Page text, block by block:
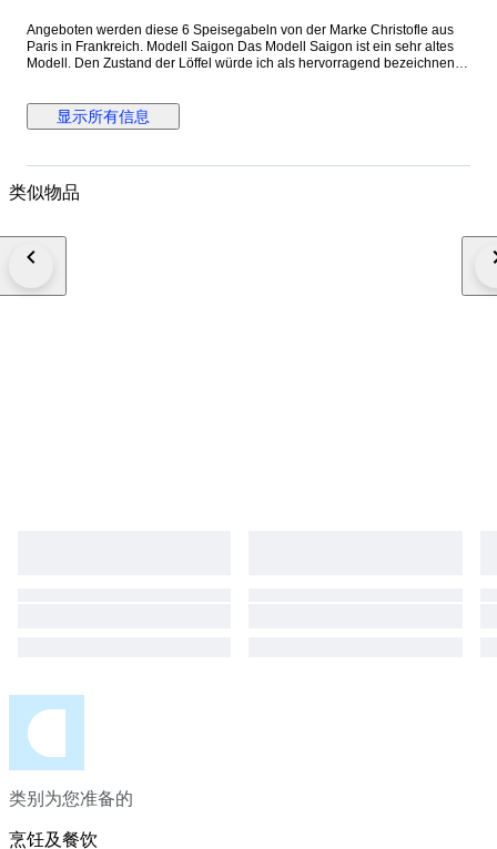
Angeboten werden diese 6 Speisegabeln von der Marke Christofle aus
Paris in Frankreich. Modell Saigon Das Modell Saigon ist ein sehr altes
Modell. Den Zustand der Löffel würde ich als hervorragend bezeichnen.
20,5 cm Gewicht ca. 77 g
显示所有信息
类似物品
类别为您准备的
烹饪及餐饮